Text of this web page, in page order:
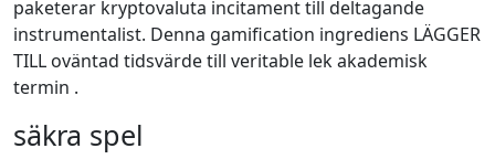
paketerar kryptovaluta incitament till deltagande
instrumentalist. Denna gamification ingrediens LÄGGER
TILL oväntad tidsvärde till veritable lek akademisk
termin .
säkra spel